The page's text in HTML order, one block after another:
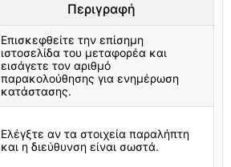
Περιγραφή
Επισκεφθείτε την επίσημη
ιστοσελίδα του μεταφορέα και
εισάγετε τον αριθμό
παρακολούθησης για ενημέρωση
κατάστασης.
Ελέγξτε αν τα στοιχεία παραλήπτη
και η διεύθυνση είναι σωστά.